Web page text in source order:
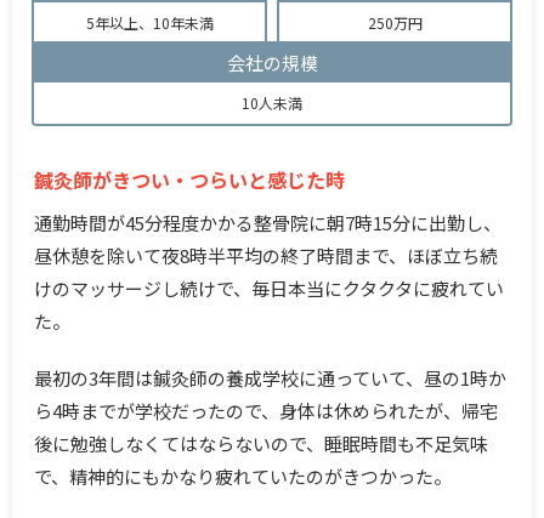
5年以上、10年未満 250万円
会社の規模
10人未満
鍼灸師がきつい・つらいと感じた時
通勤時間が45分程度かかる整骨院に朝7時15分に出勤し、
昼休憩を除いて夜8時半平均の終了時間まで、ほぼ立ち続
けのマッサージし続けで、毎日本当にクタクタに疲れてい
た。
最初の3年間は鍼灸師の養成学校に通っていて、昼の1時か
ら4時までが学校だったので、身体は休められたが、帰宅
後に勉強しなくてはならないので、睡眠時間も不足気味
で、精神的にもかなり疲れていたのがきつかった。